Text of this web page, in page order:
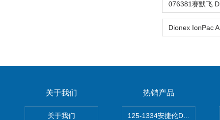
关于我们
关于我们
热销产品
125-1334安捷伦DB-624色谱